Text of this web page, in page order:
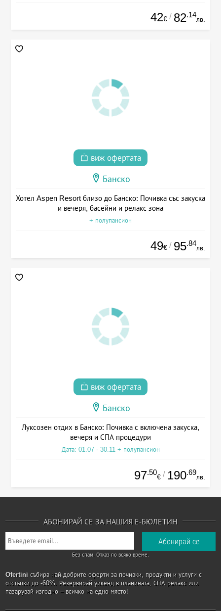
42€ / 82.14
лв.
виж офертата
Банско
Хотел Aspen Resort близо до Банско: Почивка със закуска
и вечеря, басейни и релакс зона
+ полупансион
49€ / 95.84
лв.
виж офертата
Банско
Луксозен отдих в Банско: Почивка с включена закуска,
вечеря и СПА процедури
Дата: 01.07 - 30.11 + полупансион
97.50
€ / 190.69
лв.
АБОНИРАЙ СЕ ЗА НАШИЯ Е-БЮЛЕТИН
Без спам. Отказ по всяко време.
Ofertini събира най-добрите оферти за почивки, продукти и услуги с
отстъпки до -60%. Резервирай уикенд в планината, СПА релакс или
пазарувай изгодно – всичко на едно място!